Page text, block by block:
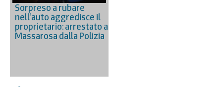
Sorpreso a rubare
nell’auto aggredisce il
proprietario: arrestato a
Massarosa dalla Polizia